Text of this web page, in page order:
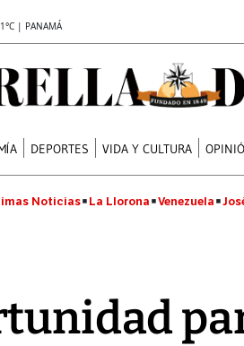
| PANAMÁ
DEPORTES VIDA Y CULTURA
Noticias La Llorona Venezuela